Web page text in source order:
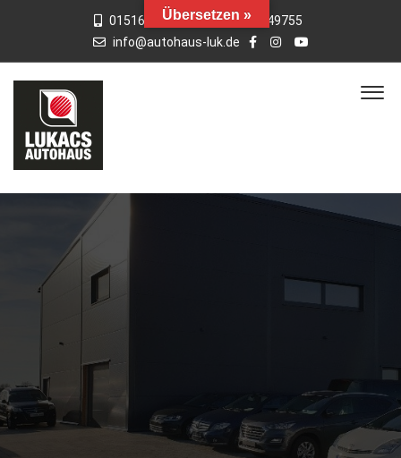
015163769659
01742949755
info@autohaus-luk.de
Übersetzen »